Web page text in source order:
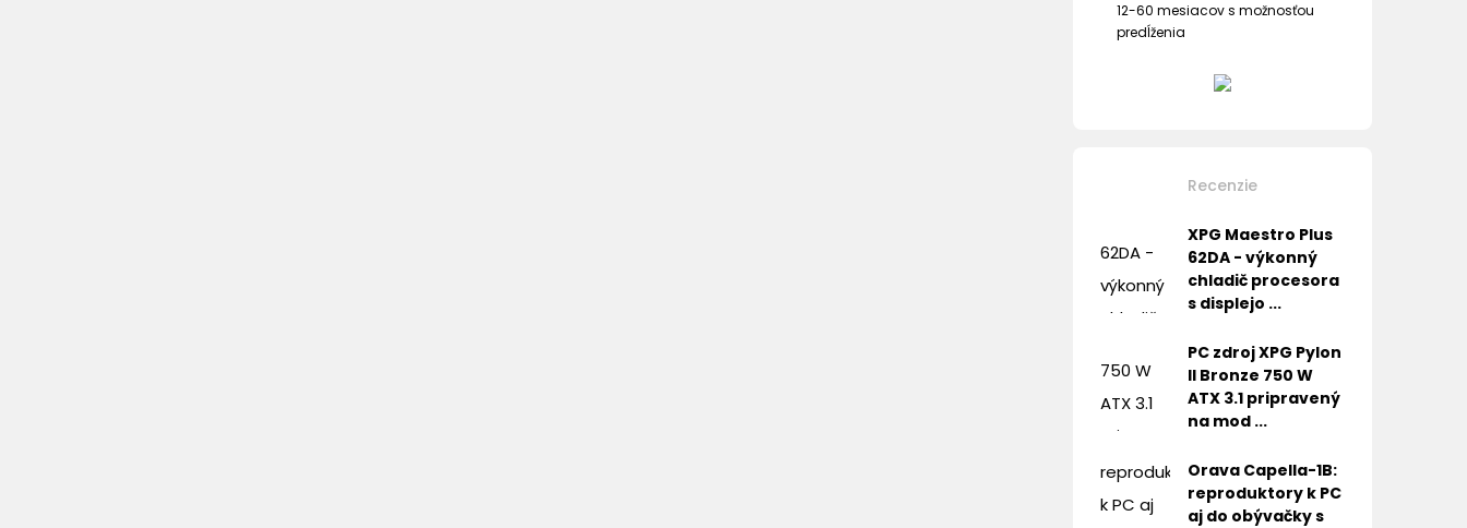
12-60 mesiacov s možnosťou
predĺženia
Recenzie
XPG Maestro Plus
62DA - výkonný
chladič procesora
s displejo ...
PC zdroj XPG Pylon
II Bronze 750 W
ATX 3.1 pripravený
na mod ...
Orava Capella-1B:
reproduktory k PC
aj do obývačky s